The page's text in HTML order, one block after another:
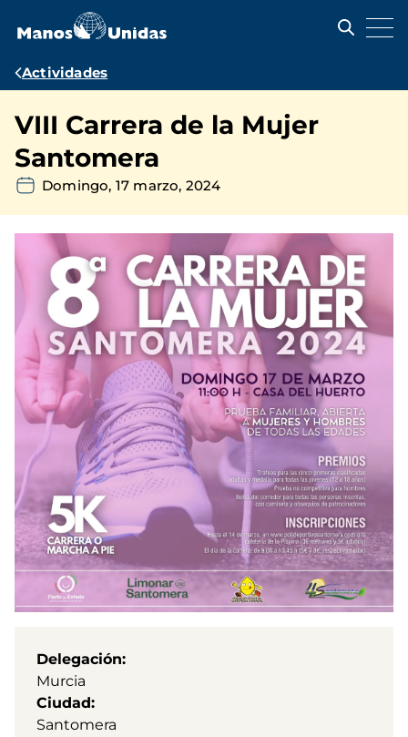
contenido
Ruta
navegación
Actividades
VIII Carrera de la Mujer
Santomera
Domingo, 17 marzo, 2024
Delegación
Murcia
Ciudad
Santomera